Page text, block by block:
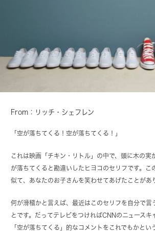
From：リッチ・シェフレン
「空が落ちてくる！空が落ちてくる！」
これは映画「チキン・リトル」の中で、頭に木の実
が落ちてくると勘違いしたヒヨコのセリフです。こ
似て、あなたのお子さんを笑わせてあげたことがあ
何が滑稽かと言えば、最近はこのセリフを自分で言
とです。だってテレビをつければCNNのニュースキ
「空が落ちてくる」的なコメントをこれでもかとい